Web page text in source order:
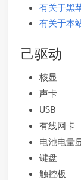
有关于黑
有关于本
己驱动
核显
声卡
USB
有线网卡
电池电量
键盘
触控板